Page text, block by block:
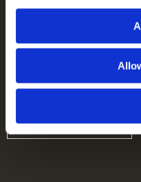
Datenschutzrichtliniezu.
Nachricht senden